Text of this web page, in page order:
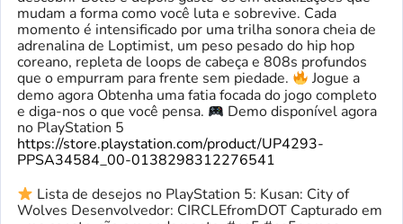
mudam a forma como você luta e sobrevive. Cada
momento é intensificado por uma trilha sonora cheia de
adrenalina de Loptimist, um peso pesado do hip hop
coreano, repleta de loops de cabeça e 808s profundos
que o empurram para frente sem piedade.
Jogue a
demo agora Obtenha uma fatia focada do jogo completo
e diga-nos o que você pensa.
Demo disponível agora
no PlayStation 5
https://store.playstation.com/product/UP4293-
PPSA34584_00-0138298312276541
Lista de desejos no PlayStation 5: Kusan: City of
Wolves Desenvolvedor: CIRCLEfromDOT Capturado em